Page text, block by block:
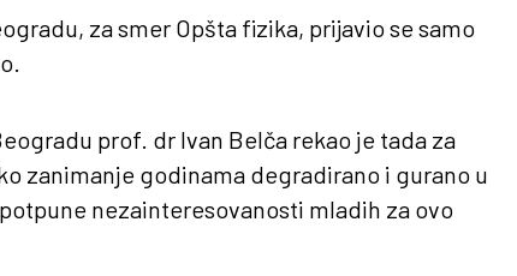
za smer Opšta fizika, prijavio se samo
prof. dr Ivan Belča rekao je tada za
zanimanje godinama degradirano i gurano u
nezainteresovanosti mladih za ovo